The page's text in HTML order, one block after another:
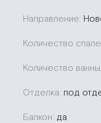
Направление:
Количество
Количество
Отделка: под
Балкон: да